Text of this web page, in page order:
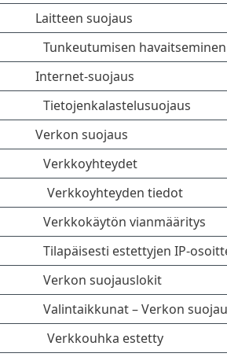
Laitteen suojaus
Tunkeutumisen havaitseminen
Internet-suojaus
Tietojenkalastelusuojaus
Verkon suojaus
Verkkoyhteydet
Verkkoyhteyden tiedot
Verkkokäytön vianmääritys
Tilapäisesti estettyjen IP-
Verkon suojauslokit
Valintaikkunat – Verkon
Verkkouhka estetty